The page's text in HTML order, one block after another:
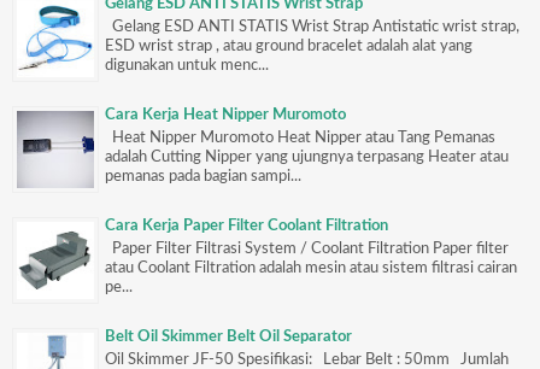
Gelang ESD ANTI STATIS Wrist Strap
Gelang ESD ANTI STATIS Wrist Strap Antistatic wrist strap,
ESD wrist strap , atau ground bracelet adalah alat yang
digunakan untuk menc...
Cara Kerja Heat Nipper Muromoto
Heat Nipper Muromoto Heat Nipper atau Tang Pemanas
adalah Cutting Nipper yang ujungnya terpasang Heater atau
pemanas pada bagian sampi...
Cara Kerja Paper Filter Coolant Filtration
Paper Filter Filtrasi System / Coolant Filtration Paper filter
atau Coolant Filtration adalah mesin atau sistem filtrasi cairan
pe...
Belt Oil Skimmer Belt Oil Separator
Oil Skimmer JF-50 Spesifikasi: Lebar Belt : 50mm Jumlah